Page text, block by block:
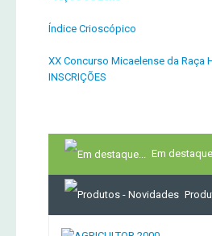
Índice Crioscópico
XX Concurso Micaelense da Raça
INSCRIÇÕES
Em